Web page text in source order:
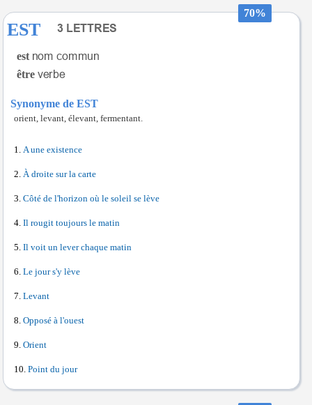
70%
EST
est
être
Synonyme de EST
orient, levant, élevant, fermentant.
A une existence
À droite sur la carte
Côté de l'horizon où le soleil se lève
Il rougit toujours le matin
Il voit un lever chaque matin
Le jour s'y lève
Levant
Opposé à l'ouest
Orient
Point du jour